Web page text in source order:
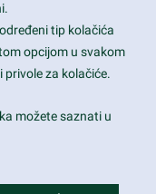
tip kolačića
opcijom u svakom
za kolačiće.
možete saznati u